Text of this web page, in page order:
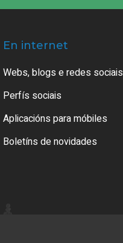
En internet
Webs, blogs e redes sociais
Perfís sociais
Aplicacións para móbiles
Boletíns de novidades